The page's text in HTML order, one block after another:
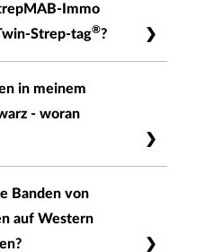
Immo
Strep-tag®?
in meinem
- woran
zwischen dem MW-
hinzu.
Banden von
auf Western